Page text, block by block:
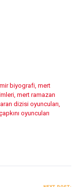
biyografi mert
mert ramazan
dizisi oyuncuları
oyuncuları